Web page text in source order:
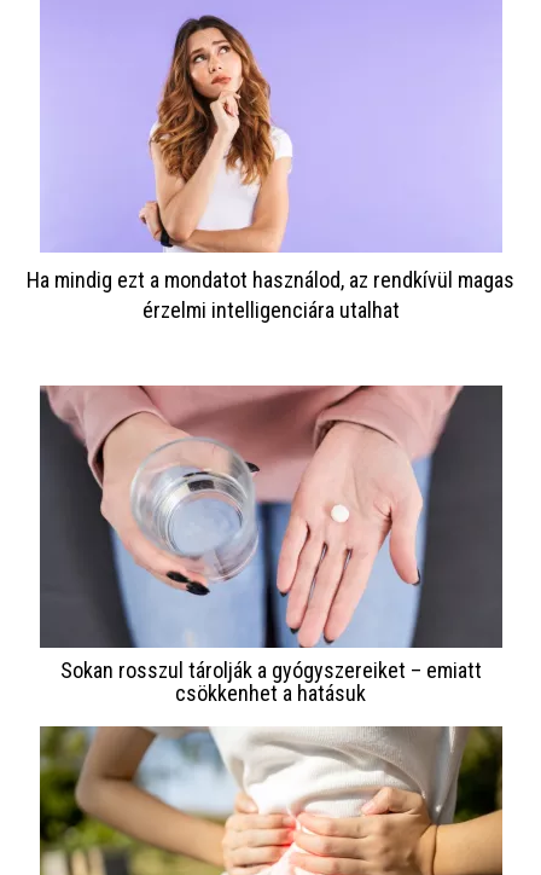
Ha mindig ezt a mondatot használod, az rendkívül magas
érzelmi intelligenciára utalhat
Sokan rosszul tárolják a gyógyszereiket – emiatt
csökkenhet a hatásuk